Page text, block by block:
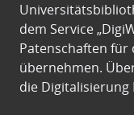
dem Service
Patenschaften für
übernehmen.
die Digitalisierung